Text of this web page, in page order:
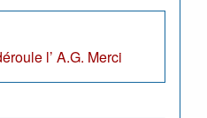
l’ A.G. Merci